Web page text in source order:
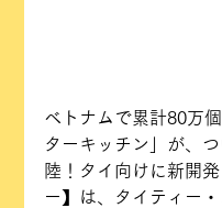
ベトナムで累計80万
ターキッチン」が、
陸！タイ向けに新開
ー】は、タイティー